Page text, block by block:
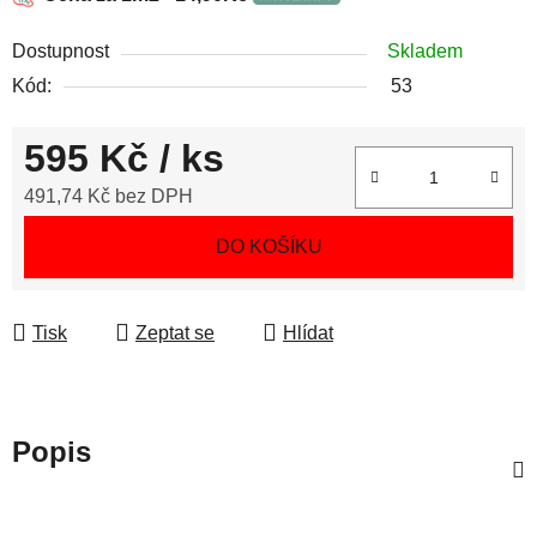
Dostupnost
Skladem
Kód:
53
595 Kč / ks
491,74 Kč bez DPH
DO KOŠÍKU
Tisk Zeptat se Hlídat
Popis